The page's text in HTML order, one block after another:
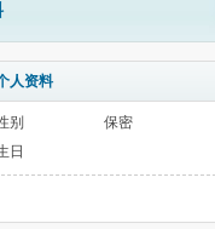
人资料
别
保密
日